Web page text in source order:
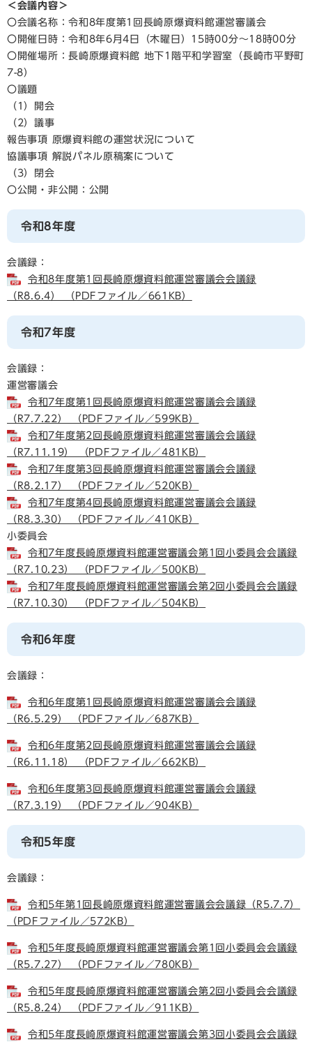
＜会議内容＞
〇会議名称：令和8年度第1回長崎原爆資料館運営審議会
〇開催日時：令和8年6月4日（木曜日）15時00分～18時00分
〇開催場所：長崎原爆資料館 地下1階平和学習室（長崎市平野町
7-8）
〇議題
（1）開会
（2）議事
報告事項 原爆資料館の運営状況について
協議事項 解説パネル原稿案について
（3）閉会
〇公開・非公開：公開
令和8年度
会議録：
令和8年度第1回長崎原爆資料館運営審議会会議録
（R8.6.4） （PDFファイル／661KB）
令和7年度
会議録：
運営審議会
令和7年度第1回長崎原爆資料館運営審議会会議録
（R7.7.22） （PDFファイル／599KB）
令和7年度第2回長崎原爆資料館運営審議会会議録
（R7.11.19） （PDFファイル／481KB）
令和7年度第3回長崎原爆資料館運営審議会会議録
（R8.2.17） （PDFファイル／520KB）
令和7年度第4回長崎原爆資料館運営審議会会議録
（R8.3.30） （PDFファイル／410KB）
小委員会
令和7年度長崎原爆資料館運営審議会第1回小委員会会議録
（R7.10.23） （PDFファイル／500KB）
令和7年度長崎原爆資料館運営審議会第2回小委員会会議録
（R7.10.30） （PDFファイル／504KB）
令和6年度
会議録：
令和6年度第1回長崎原爆資料館運営審議会会議録
（R6.5.29） （PDFファイル／687KB）
令和6年度第2回長崎原爆資料館運営審議会会議録
（R6.11.18） （PDFファイル／662KB）
令和6年度第3回長崎原爆資料館運営審議会会議録
（R7.3.19） （PDFファイル／904KB）
令和5年度
会議録：
令和5年第1回長崎原爆資料館運営審議会会議録（R5.7.7）
（PDFファイル／572KB）
令和5年度長崎原爆資料館運営審議会第1回小委員会会議録
（R5.7.27） （PDFファイル／780KB）
令和5年度長崎原爆資料館運営審議会第2回小委員会会議録
（R5.8.24） （PDFファイル／911KB）
令和5年度長崎原爆資料館運営審議会第3回小委員会会議録